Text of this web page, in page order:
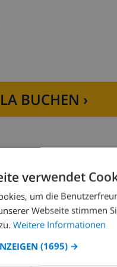
mit Badezimmer ensuite
Toilette
BUCHEN ›
Schlafzimmer
verwendet
um die
Webseite stimmen
Weitere Informationen
(1695) →